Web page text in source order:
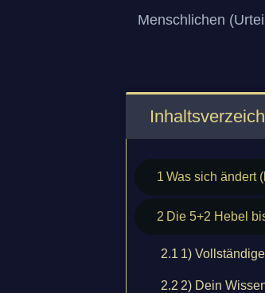
Menschlichen
1 Was sich ändert
2 Die 5+2 Hebel
2.1 1)
2.2 2) Dein